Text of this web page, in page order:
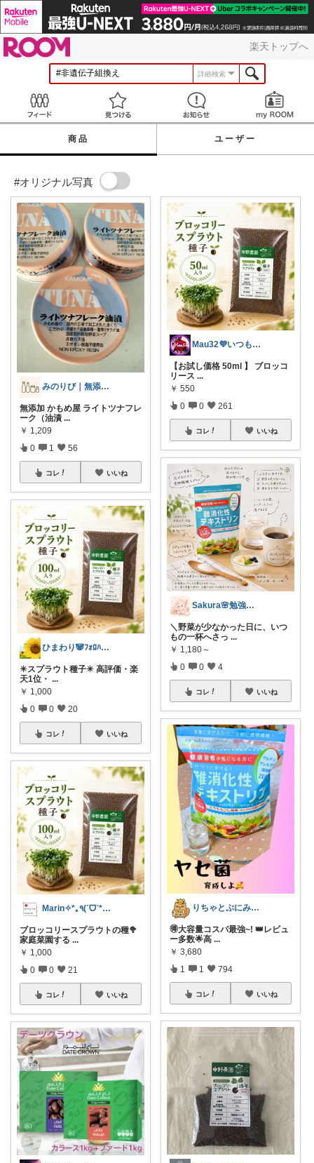
楽天トップへ
詳細検索
見つける お知らせ
商品 ユーザー
#オリジナル写真
みのりび｜無添加・オーガニック食品
無添加 かもめ屋 ライトツナフレ
ーク（油漬 ...
￥ 1,209
0 1 56
コレ いいね
ひまわり🐼ﾌｫﾛﾊﾞ100❤️感謝
✴️スプラウト種子✴️ 高評価・楽
天1位・ ...
￥ 1,000
0 0 20
コレ いいね
Marin✧*｡٩(ˊᗜˋ*)و✧*｡
ブロッコリースプラウトの種🥦
家庭菜園する ...
￥ 1,000
0 0 21
コレ いいね
Mau32💜いつも有難うございます😊
【お試し価格 50ml 】 ブロッコ
リース ...
￥ 550
0 0 261
コレ いいね
Sakura🌸勉強と暮らし愛用品
＼野菜が少なかった日に、いつ
もの一杯へさっ ...
￥ 1,180～
0 0 4
コレ いいね
​りちゃとぷにみつ💎
🉐大容量コスパ最強~! 👑レビュ
ー多数🌟高 ...
￥ 3,680
1 1 794
コレ いいね